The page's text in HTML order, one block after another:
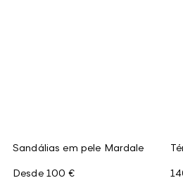
Sandálias em pele Mardale
Desde 100 €